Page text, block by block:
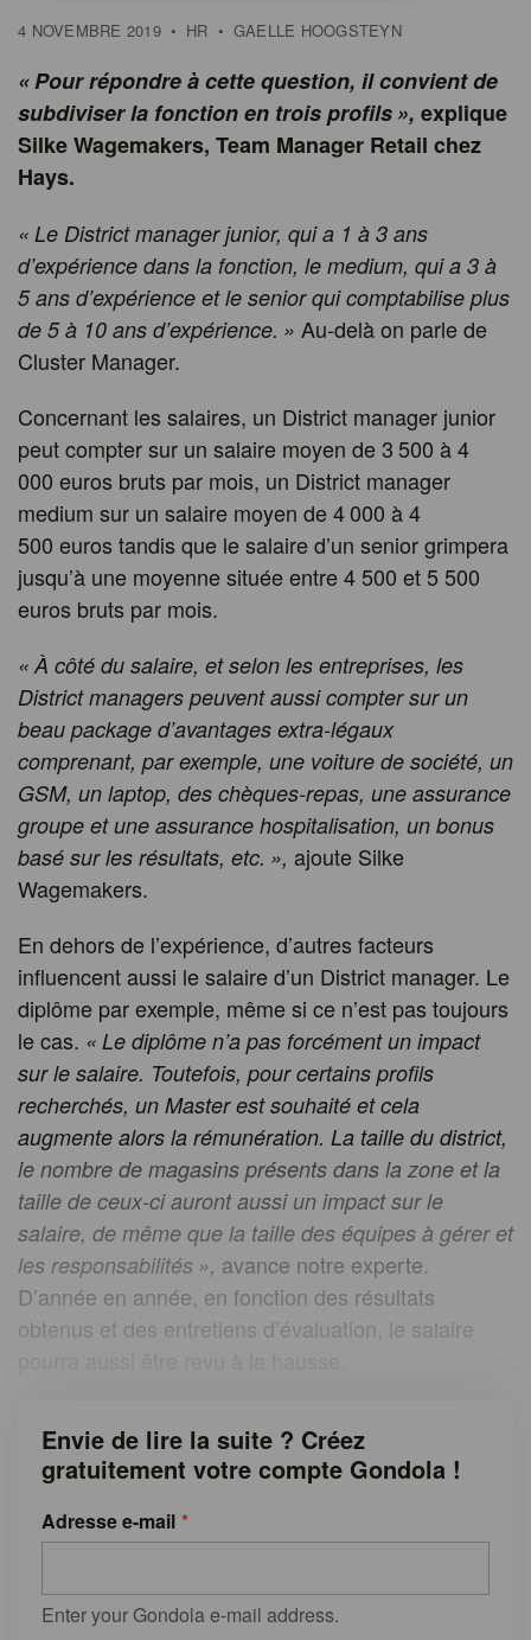
4 NOVEMBRE 2019 • HR • GAELLE HOOGSTEYN
« Pour répondre à cette question, il convient de
subdiviser la fonction en trois profils », explique
Silke Wagemakers, Team Manager Retail chez
Hays.
« Le District manager junior, qui a 1 à 3 ans
d’expérience dans la fonction, le medium, qui a 3 à
5 ans d’expérience et le senior qui comptabilise plus
de 5 à 10 ans d’expérience. » Au-delà on parle de
Cluster Manager.
Concernant les salaires, un District manager junior
peut compter sur un salaire moyen de 3 500 à 4
000 euros bruts par mois, un District manager
medium sur un salaire moyen de 4 000 à 4
500 euros tandis que le salaire d’un senior grimpera
jusqu’à une moyenne située entre 4 500 et 5 500
euros bruts par mois.
« À côté du salaire, et selon les entreprises, les
District managers peuvent aussi compter sur un
beau package d’avantages extra-légaux
comprenant, par exemple, une voiture de société, un
GSM, un laptop, des chèques-repas, une assurance
groupe et une assurance hospitalisation, un bonus
basé sur les résultats, etc. », ajoute Silke
Wagemakers.
En dehors de l’expérience, d’autres facteurs
influencent aussi le salaire d’un District manager. Le
diplôme par exemple, même si ce n’est pas toujours
le cas. « Le diplôme n’a pas forcément un impact
sur le salaire. Toutefois, pour certains profils
recherchés, un Master est souhaité et cela
augmente alors la rémunération. La taille du district,
le nombre de magasins présents dans la zone et la
taille de ceux-ci auront aussi un impact sur le
salaire, de même que la taille des équipes à gérer et
les responsabilités », avance notre experte.
D’année en année, en fonction des résultats
obtenus et des entretiens d’évaluation, le salaire
Envie de lire la suite ? Créez
gratuitement votre compte Gondola !
Adresse e-mail
Enter your Gondola e-mail address.